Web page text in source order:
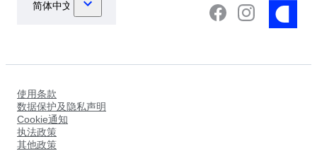
使用条款
数据保护及隐私声明
Cookie通知
执法政策
其他政策